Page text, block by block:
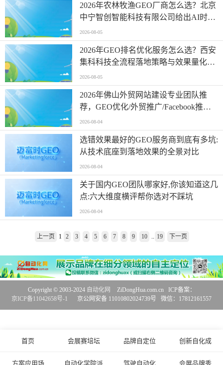
2026年农林牧渔GEO厂商怎么选？北京
中宁智创智能科技有限公司给出AI时代
解题思路
2026-08-05
2026年GEO排名优化服务怎么选？西安
集科科技全流程落地策略与效果量化解
析
2026-08-05
2026年佛山外贸网站建设专业团队推
荐，GEO优化/外贸推广/Facebook推
广，外贸网站建设服务商怎么选择
2026-08-04
选错效果最好的GEO服务商到底有多坑:
从技术底座到落地效果的全景对比
2026-08-04
关于国内GEO团队哪家好,你该知道这几
点:六大维度横评帮你选对不踩坑
2026-08-04
上一页 1 2 3 4 5 6 7 8 9 10 19 下一页
首页 会展赛培坛 品牌自定位 创新自化成
方案应用场 自动化学院派 驾驶自动化 会展品牌秀
Copyright © 2003-2024 自动化网
ZiDongHua.com.cn ICP备案：
京ICP备11042658号-1
京公网安备 11010802024739号 微信：17812161557